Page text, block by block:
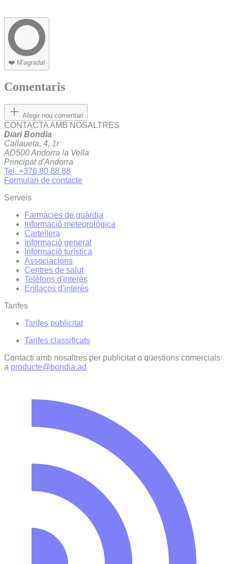
❤️ M'agrada!
Comentaris
Afegir nou comentari
CONTACTA AMB NOSALTRES
Diari Bondia
Callaueta, 4, 1r
AD500 Andorra la Vella
Principat d'Andorra
Tel. +376 80 88 88
Formulari de contacte
Serveis
Farmàcies de guàrdia
Informació meteorològica
Cartellera
Informació general
Informació turística
Associacions
Centres de salut
Telèfons d'interès
Enllaços d'interés
Tarifes
Tarifes publicitat
Tarifes classificats
Contacti amb nosaltres per publicitat o qüestions comercials
a producte@bondia.ad